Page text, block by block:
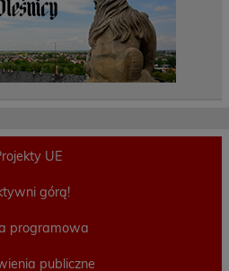
UE
górą!
programowa
publiczne